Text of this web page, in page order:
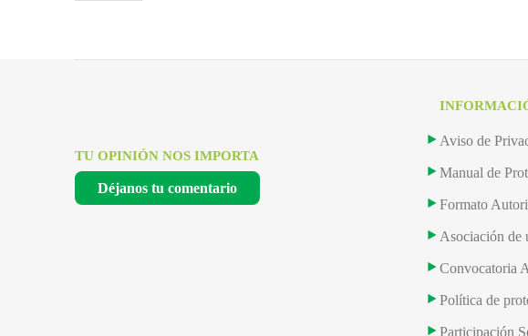
TU OPINIÓN NOS IMPORTA
Déjanos tu comentario
Aviso de
Manual de
Formato
Asociación de
Convocatoria
Política de
Participación